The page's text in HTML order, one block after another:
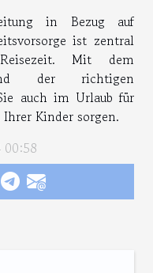
in Bezug auf
ist zentral
Mit dem
der richtigen
auch im Urlaub für
Kinder sorgen.
00:58